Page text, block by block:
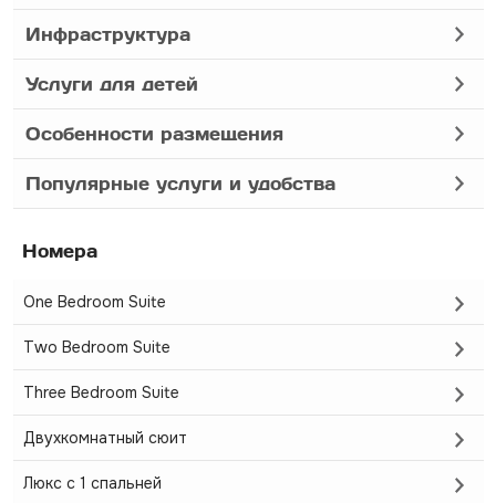
Инфраструктура
Услуги для детей
Особенности размещения
Популярные услуги и удобства
Номера
One Bedroom Suite
Two Bedroom Suite
Three Bedroom Suite
Двухкомнатный сюит
Люкс с 1 спальней